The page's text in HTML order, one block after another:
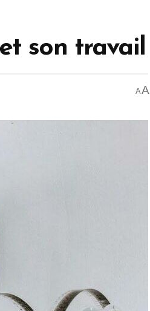
son travail
AA